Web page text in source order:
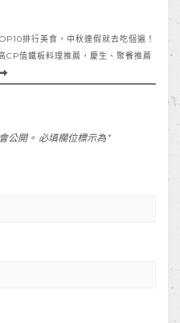
排行美食，中秋連假就去吃個遍！
CP值鐵板料理推薦，慶生、聚餐推薦
公開。 必填欄位標示為 *